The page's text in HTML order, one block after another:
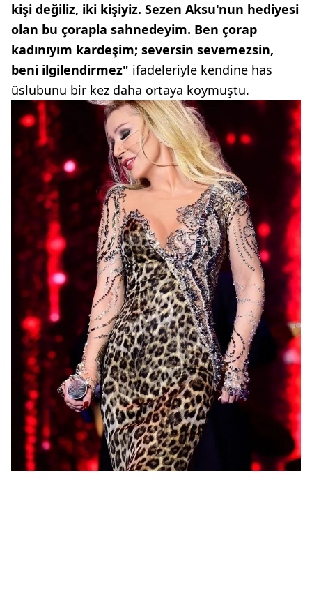
kişi değiliz, iki kişiyiz. Sezen Aksu'nun hediyesi
olan bu çorapla sahnedeyim. Ben çorap
kadınıyım kardeşim; seversin sevemezsin,
beni ilgilendirmez" ifadeleriyle kendine has
üslubunu bir kez daha ortaya koymuştu.